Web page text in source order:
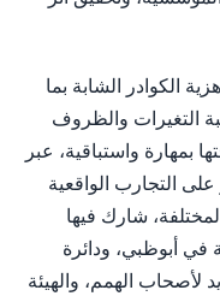
الكوادر الشابة بما
التغيرات والظروف
بمهارة واستباقية، عبر
التجارب الواقعية
شارك فيها
في أبوظبي، ودائرة
لأصحاب الهمم، والهيئة